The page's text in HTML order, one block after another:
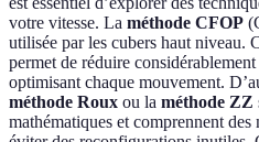
votre vitesse. La méthode CFOP
utilisée par les cubers haut niveau.
permet de réduire
optimisant chaque mouvement.
méthode Roux ou la méthode ZZ
mathématiques et comprennent